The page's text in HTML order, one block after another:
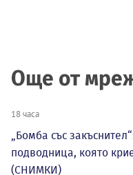
Още от
18 часа
„Бомба със
подводница, която
(СНИМКИ)